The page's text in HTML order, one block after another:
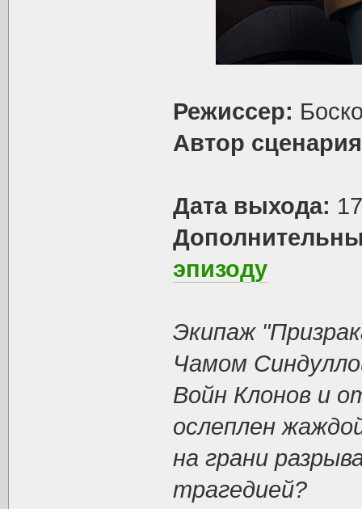
Режиссер:
Автор
Дата выхода:
эпизоду
Экипаж
Чамом
Войн Клонов и
ослеплен
на грани
трагедией?